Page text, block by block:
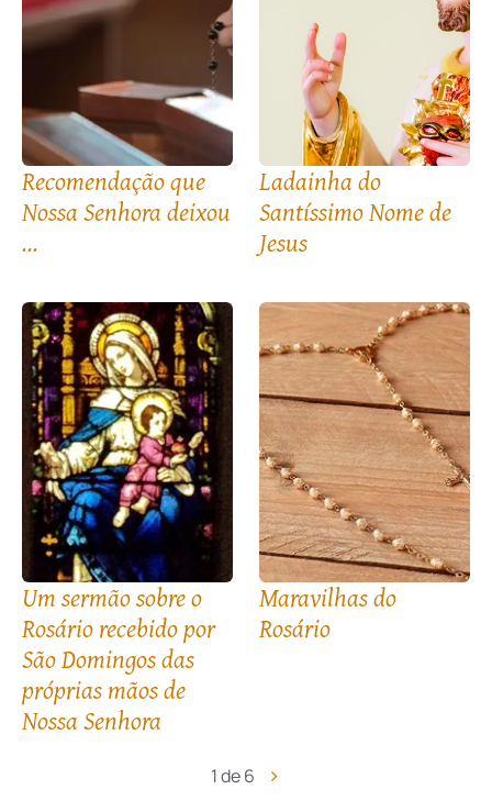
Recomendação que
Nossa Senhora deixou
...
Ladainha do
Santíssimo Nome de
Jesus
Um sermão sobre o
Rosário recebido por
São Domingos das
próprias mãos de
Nossa Senhora
Maravilhas do
Rosário
1 de 6